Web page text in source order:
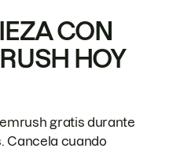
CON
HOY
gratis durante
Cancela cuando